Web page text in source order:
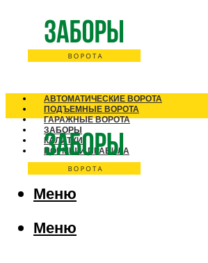
АВТОМАТИЧЕСКИЕ ВОРОТА
ПОДЪЕМНЫЕ ВОРОТА
ГАРАЖНЫЕ ВОРОТА
ЗАБОРЫ
КАЛИТКИ
НОРМЫ И ПРАВИЛА
Меню
Меню